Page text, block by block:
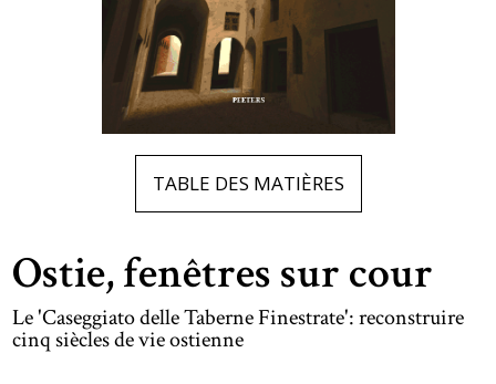
TABLE DES MATIÈRES
Ostie, fenêtres sur cour
Le 'Caseggiato delle Taberne Finestrate': reconstruire
cinq siècles de vie ostienne